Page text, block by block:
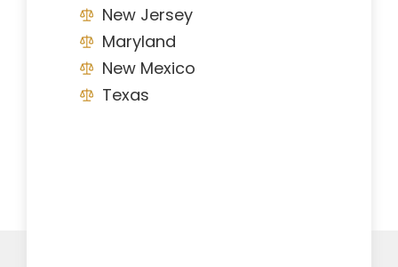
New Jersey
Maryland
New Mexico
Texas